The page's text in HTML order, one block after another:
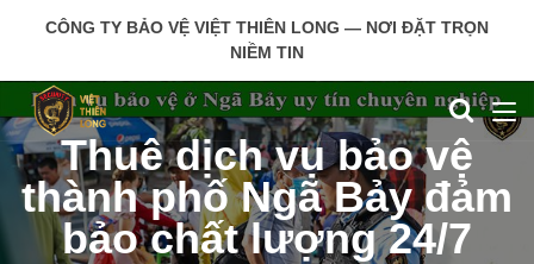
CÔNG TY BẢO VỆ VIỆT THIÊN LONG — NƠI ĐẶT TRỌN
NIỀM TIN
Thuê dịch vụ bảo vệ
thành phố Ngã Bảy đảm
bảo chất lượng 24/7